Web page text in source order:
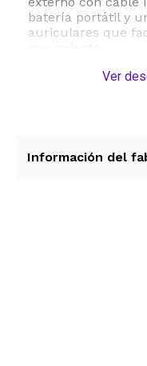
batería portátil y
auriculares que
Fabricada en
acolchadas para
Ver
Información del